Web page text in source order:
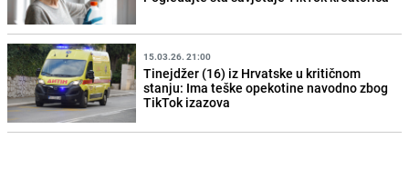
15.03.26. 21:00
Tinejdžer (16) iz Hrvatske u kritičnom
stanju: Ima teške opekotine navodno zbog
TikTok izazova